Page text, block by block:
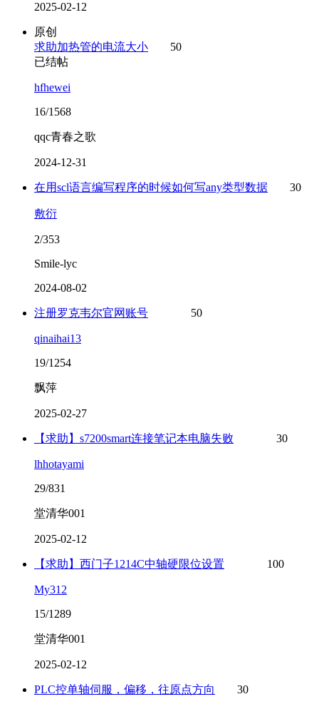
2025-02-12
原创
求助加热管的电流大小
50
已结帖
hfhewei
16/1568
qqc青春之歌
2024-12-31
在用scl语言编写程序的时候如何写any类型数据 30
敷衍
2/353
Smile-lyc
2024-08-02
注册罗克韦尔官网账号 50
qinaihai13
19/1254
飘萍
2025-02-27
【求助】s7200smart连接笔记本电脑失败 30
lhhotayami
29/831
堂清华001
2025-02-12
【求助】西门子1214C中轴硬限位设置 100
My312
15/1289
堂清华001
2025-02-12
PLC控单轴伺服，偏移，往原点方向 30